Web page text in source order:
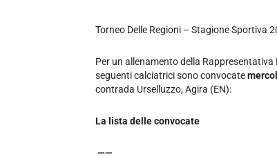
Torneo Delle Regioni – Stagione Sportiva
Per un allenamento della Rappresentativa
seguenti calciatrici sono convocate
contrada Urselluzzo, Agira (EN):
La lista delle convocate
——